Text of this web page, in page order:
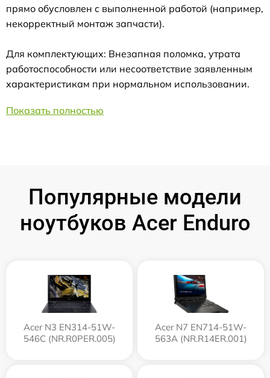
прямо обусловлен с выполненной работой (например,
некорректный монтаж запчасти).
Для комплектующих: Внезапная поломка, утрата
работоспособности или несоответствие заявленным
характеристикам при нормальном использовании.
Показать полностью
Популярные модели
ноутбуков Acer Enduro
Acer N3 EN314-51W-
546C (NR.R0PER.005)
Acer N7 EN714-51W-
563A (NR.R14ER.001)